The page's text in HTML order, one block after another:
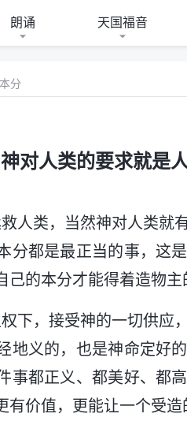
朗诵 天国福音
分
对人类的要求就是
人类，当然神对人类就
分都是最正当的事，这
的本分才能得着造物主
下，接受神的一切供应
地义的，也是神命定好
事都正义、都美好、都
有价值，更能让一个受造